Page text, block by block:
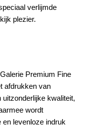
verlijmde
plezier.
Premium Fine
afdrukken van
kwaliteit,
wordt
en levenloze indruk